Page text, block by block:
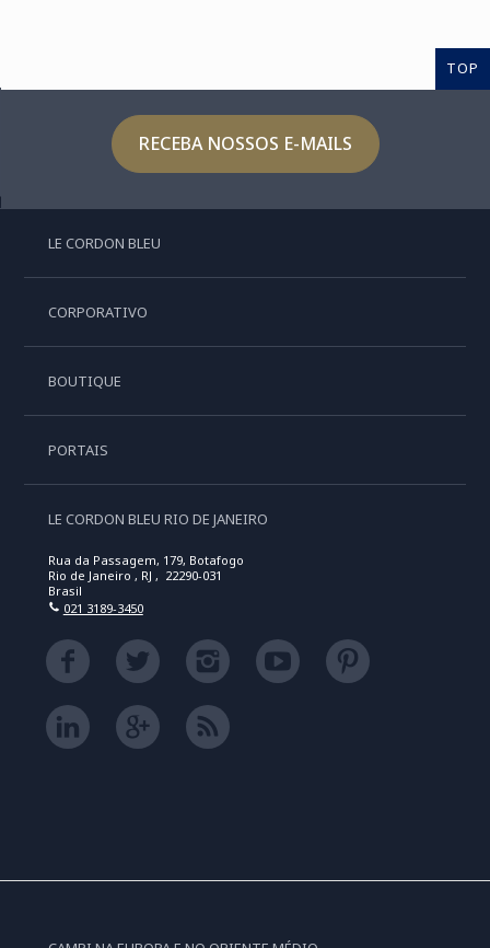
TOP
RECEBA NOSSOS E-MAILS
LE CORDON BLEU
CORPORATIVO
BOUTIQUE
PORTAIS
LE CORDON BLEU RIO DE JANEIRO
Rua da Passagem, 179, Botafogo
Rio de Janeiro , RJ , 22290-031
Brasil
021 3189-3450